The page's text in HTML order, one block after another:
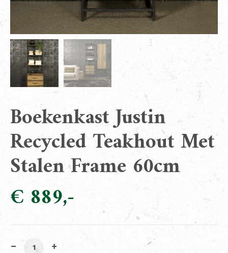
Boekenkast Justin
Recycled Teakhout Met
Stalen Frame 60cm
€ 889
Boekenkast Justin Recycled Teakhout Met Stalen